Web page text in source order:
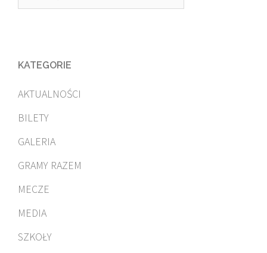
KATEGORIE
AKTUALNOŚCI
BILETY
GALERIA
GRAMY RAZEM
MECZE
MEDIA
SZKOŁY